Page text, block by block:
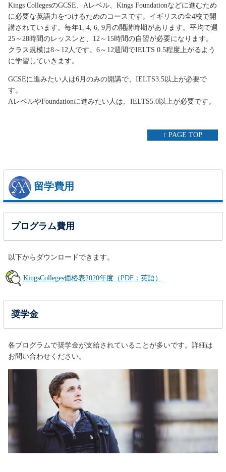
Kings CollegesのGCSE、Aレベル、Kings Foundationなどに進むため
に必要な英語力をつけるためのコースです。イギリスの全4校で開
講されています。毎年1, 4, 6, 9月の開講時期があります。平均で週
25～28時間のレッスンと、12～15時間の自習が必要になります。
クラス規模は8～12人です。6～12週間でIELTS 0.5程度上がるよう
に学習していきます。
GCSEに進みたい人は6月のみの開講で、IELTS3.5以上が必要で
す。
AレベルやFoundationに進みたい人は、IELTS5.0以上が必要です。
↑ PAGE TOP
留学費用
プログラム費用
以下からダウンロードできます。
KingsColleges価格表2020年度（PDF：英語）
奨学金
各プログラムで奨学金が支給されていることが多いです。詳細は
お問い合わせください。